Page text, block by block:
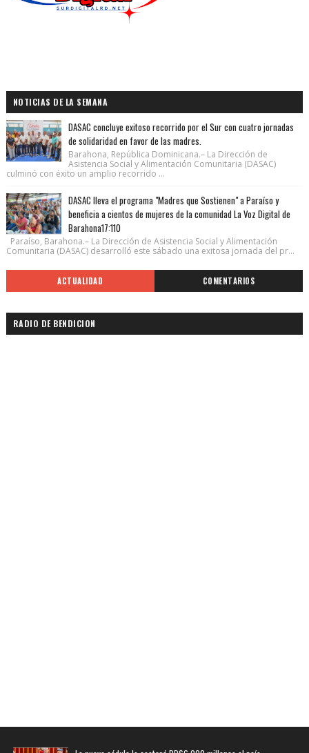
NOTICIAS DE LA SEMANA
DASAC concluye exitoso recorrido por el Sur con cuatro jornadas
de solidaridad en favor de las madres.
Barahona, República Dominicana.– La Dirección de
Asistencia Social y Alimentación Comunitaria (DASAC)
culminó con éxito un amplio recorrido ...
DASAC lleva el programa "Madres que Sostienen" a Paraíso y
beneficia a cientos de mujeres de la comunidad La Voz Digital de
Barahona17:110
Paraíso, Barahona.– La Dirección de Asistencia Social y Alimentación
Comunitaria (DASAC) desarrolló este sábado una exitosa jornada del pr...
ACTUALIDAD COMENTARIOS
RADIO DE BENDICION